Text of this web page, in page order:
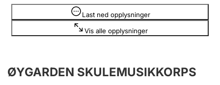
Registrere, endre, slette
Årsregnskap
Last ned opplysninger
Vis alle opplysninger
Opplysninger er skjult
ØYGARDEN SKULEMUSIKKORPS